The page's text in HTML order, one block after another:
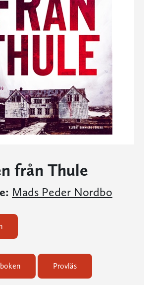
från Thule
Mads Peder Nordbo
Provläs